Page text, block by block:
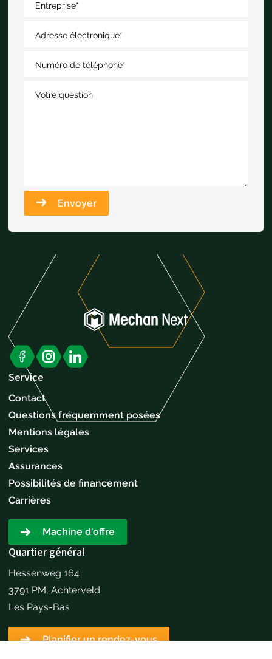
Entreprise*
Adresse électronique*
Numéro de téléphone*
Votre question
Envoyer
Service
Contact
Questions fréquemment posées
Mentions légales
Services
Assurances
Possibilités de financement
Carrières
Machine d'offre
Quartier général
Hessenweg 164
3791 PM, Achterveld
Les Pays-Bas
Planifier un rendez-vous